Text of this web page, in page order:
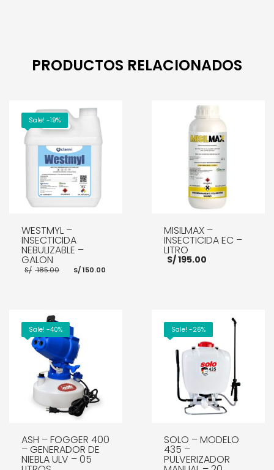
PRODUCTOS RELACIONADOS
Sale! -19%
WESTMYL –
INSECTICIDA
NEBULIZABLE –
GALON
S/ 185.00 El
precio
S/150.00
AÑADIR AL CARRITO
MISILMAX –
INSECTICIDA EC –
LITRO
S/195.00
Sale! -40%
ASH – FOGGER 400
– GENERADOR DE
NIEBLA ULV – 05
Sale! -26%
SOLO – MODELO
435 –
PULVERIZADOR